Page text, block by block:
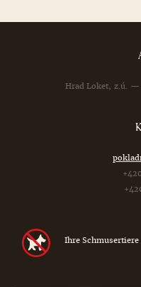
Hrad Loket, z.ú. —
+420
Ihre